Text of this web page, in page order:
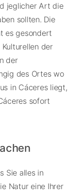
jeglicher Art die
sollten. Die
es gesondert
der
der
des Ortes wo
in Cáceres liegt,
sofort
Sie alles in
Natur eine Ihrer